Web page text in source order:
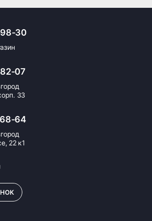
производитель
нешипованная шина Белшина
«Белшина» в 1998 году. Шины этой
российским условиям эксплуатации,
Беларуси.
наличными при получении,
оформление кредита и
30
07
33
64
22 к1